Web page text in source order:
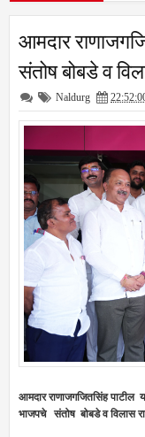
कळप शेळ्यांवर तुटून
वंशजांचे सपरिवार
आमदार
संतोष बोबडे व
Naldurg
आमदार राणाजगजितसिंह पाटील
भाजपचे संतोष बोबडे वविलास